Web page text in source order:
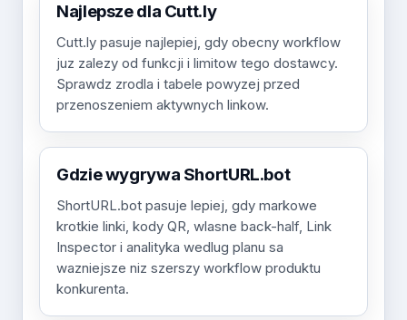
Najlepsze dla Cutt.ly
Cutt.ly pasuje najlepiej, gdy obecny workflow
juz zalezy od funkcji i limitow tego dostawcy.
Sprawdz zrodla i tabele powyzej przed
przenoszeniem aktywnych linkow.
Gdzie wygrywa ShortURL.bot
ShortURL.bot pasuje lepiej, gdy markowe
krotkie linki, kody QR, wlasne back-half, Link
Inspector i analityka wedlug planu sa
wazniejsze niz szerszy workflow produktu
konkurenta.